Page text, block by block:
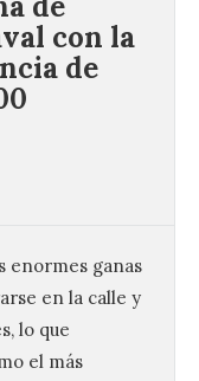
con la
de
enormes ganas
en la calle y
lo que
el más